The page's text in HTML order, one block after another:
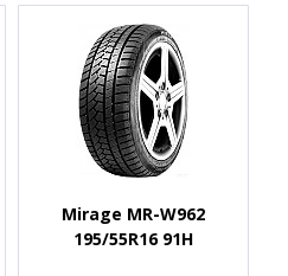
Mirage MR-W962
195/55R16 91H